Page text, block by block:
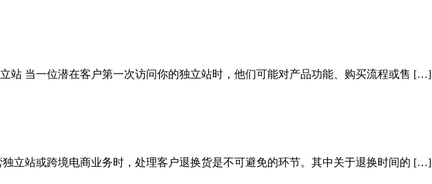
站 当一位潜在客户第一次访问你的独立站时，他们可能对产品功能、购买流程或售 […]
立站或跨境电商业务时，处理客户退换货是不可避免的环节。其中关于退换时间的 […]